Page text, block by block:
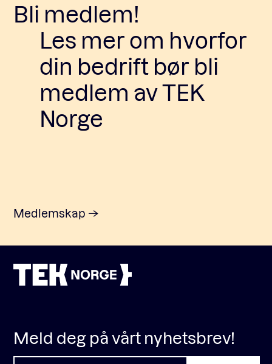
Bli medlem!
Les mer om hvorfor
din bedrift bør bli
medlem av TEK
Norge
Medlemskap
Meld deg på vårt nyhetsbrev!